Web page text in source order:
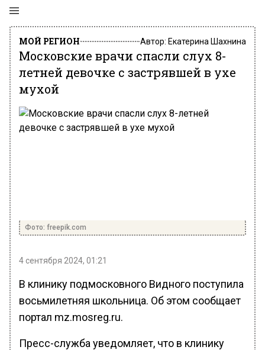
МОЙ РЕГИОН Автор: Екатерина Шахнина
Московские врачи спасли слух 8-
летней девочке с застрявшей в ухе
мухой
Фото: freepik.com
4 сентября 2024, 01:21
В клинику подмосковного Видного поступила
восьмилетняя школьница. Об этом сообщает
портал mz.mosreg.ru.
Пресс-служба уведомляет, что в клинику